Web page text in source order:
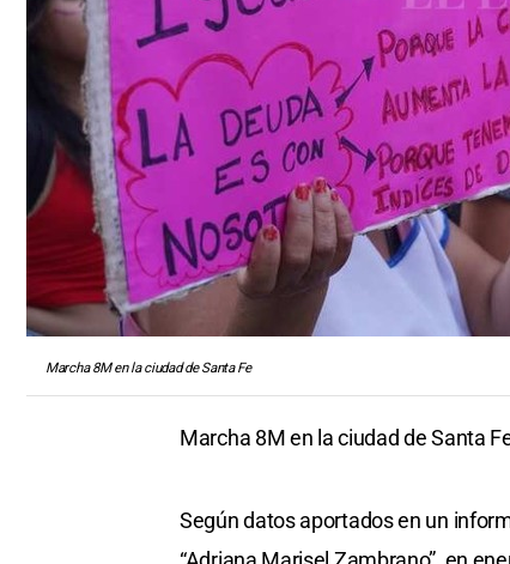
Marcha 8M en la ciudad de Santa Fe
Marcha 8M en la ciudad de Santa
Según datos aportados en un